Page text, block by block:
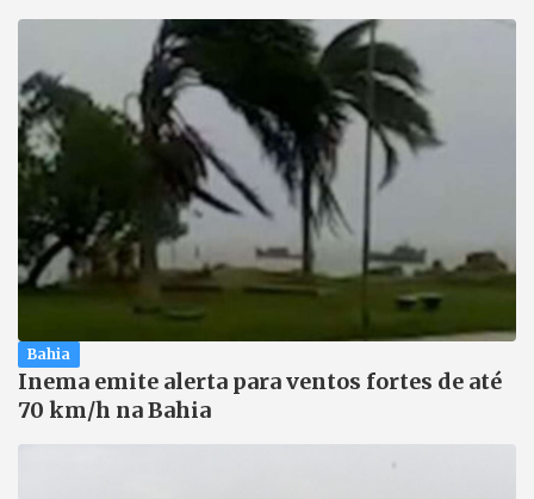
Bahia
Inema emite alerta para ventos fortes de até
70 km/h na Bahia